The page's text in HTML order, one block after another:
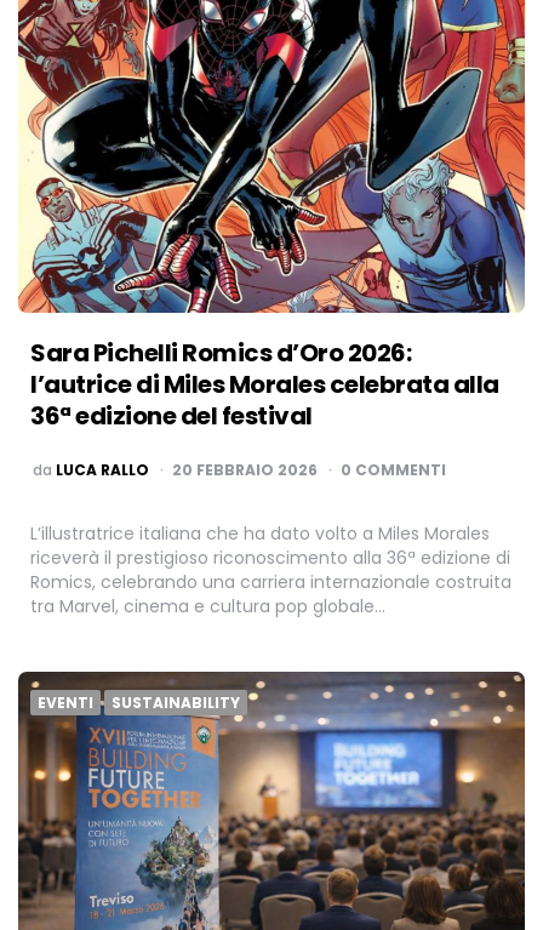
Sara Pichelli Romics d’Oro 2026:
l’autrice di Miles Morales celebrata alla
36ª edizione del festival
PUBBLICATO
da LUCA RALLO 20 FEBBRAIO 2026 0 COMMENTI
L’illustratrice italiana che ha dato volto a Miles Morales
riceverà il prestigioso riconoscimento alla 36ª edizione di
Romics, celebrando una carriera internazionale costruita
tra Marvel, cinema e cultura pop globale…
EVENTI SUSTAINABILITY